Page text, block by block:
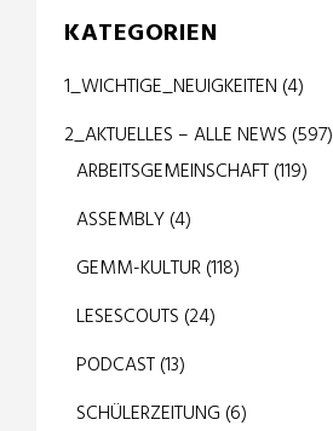
KATEGORIEN
1_WICHTIGE_NEUIGKEITEN (4)
2_AKTUELLES – ALLE NEWS (597)
ARBEITSGEMEINSCHAFT(119)
ASSEMBLY(4)
GEMM-KULTUR(118)
LESESCOUTS (24)
PODCAST(13)
SCHÜLERZEITUNG (6)